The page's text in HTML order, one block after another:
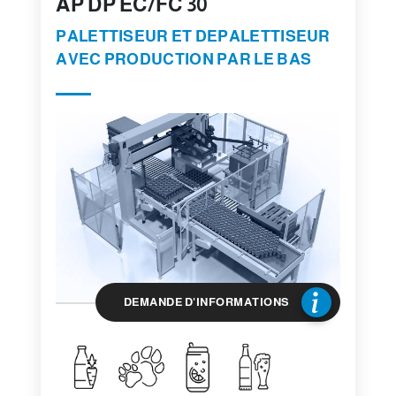
AP DP EC/FC 30
PALETTISEUR ET DEPALETTISEUR
AVEC PRODUCTION PAR LE BAS
DEMANDE D'INFORMATIONS